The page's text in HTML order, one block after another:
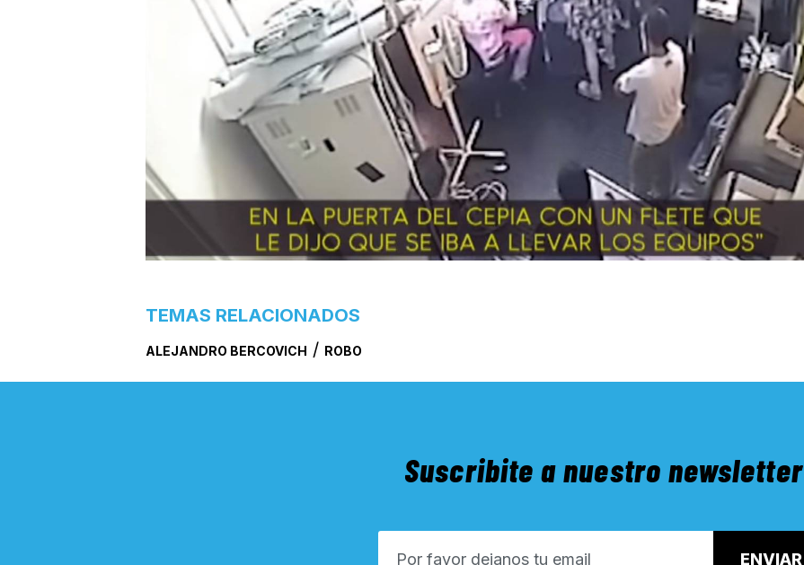
TEMAS RELACIONADOS
ALEJANDRO BERCOVICH / ROBO
Suscribite a nuestro newsletter